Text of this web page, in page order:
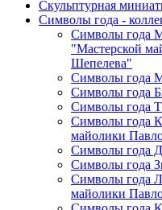
Скульптурная
Символы года -
Символы года
"Мастерской
Шепелева"
Символы года
Символы года
Символы года
Символы года
майолики
Символы года
Символы года
Символы года
майолики